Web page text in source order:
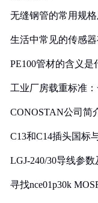
无缝钢管的常用规
生活中常见的传感
PE100管材的含义是
工业厂房载重标准
CONOSTAN公司简
C13和C14插头国标
LGJ-240/30导线参
寻找nce01p30k